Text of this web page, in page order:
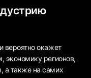
вероятно окажет
экономику регионов,
а также на самих